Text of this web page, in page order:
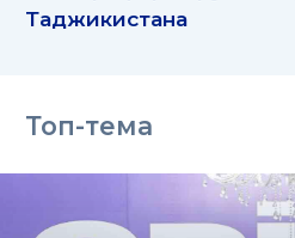
Таджикистана
Топ-тема